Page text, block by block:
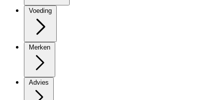
Voeding
Merken
Advies